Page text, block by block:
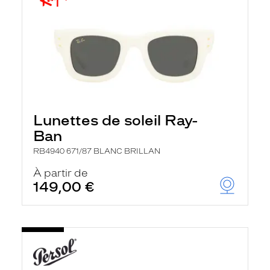
Lunettes de soleil Ray-
Ban
RB4940 671/87 BLANC BRILLAN
À partir de
149,00 €